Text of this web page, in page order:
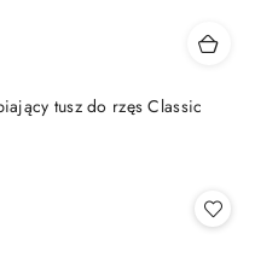
tusz do rzęs Classic